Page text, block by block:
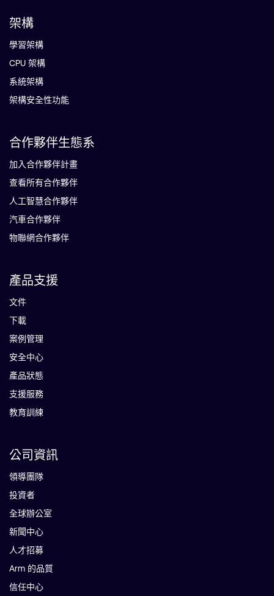
架構
學習架構
CPU 架構
系統架構
架構安全性功能
合作夥伴生態系
加入合作夥伴計畫
查看所有合作夥伴
人工智慧合作夥伴
汽車合作夥伴
物聯網合作夥伴
產品支援
文件
下載
案例管理
安全中心
產品狀態
支援服務
教育訓練
公司資訊
領導團隊
投資者
全球辦公室
新聞中心
人才招募
Arm 的品質
信任中心